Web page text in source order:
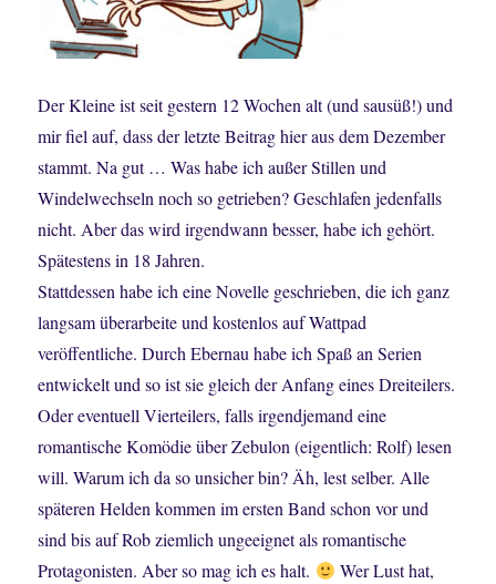
Der Kleine ist seit gestern 12 Wochen alt (und sausüß!) und
mir fiel auf, dass der letzte Beitrag hier aus dem Dezember
stammt. Na gut … Was habe ich außer Stillen und
Windelwechseln noch so getrieben? Geschlafen jedenfalls
nicht. Aber das wird irgendwann besser, habe ich gehört.
Spätestens in 18 Jahren.
Stattdessen habe ich eine Novelle geschrieben, die ich ganz
langsam überarbeite und kostenlos auf Wattpad
veröffentliche. Durch Ebernau habe ich Spaß an Serien
entwickelt und so ist sie gleich der Anfang eines Dreiteilers.
Oder eventuell Vierteilers, falls irgendjemand eine
romantische Komödie über Zebulon (eigentlich: Rolf) lesen
will. Warum ich da so unsicher bin? Äh, lest selber. Alle
späteren Helden kommen im ersten Band schon vor und
sind bis auf Rob ziemlich ungeeignet als romantische
Protagonisten. Aber so mag ich es halt.
Wer Lust hat,